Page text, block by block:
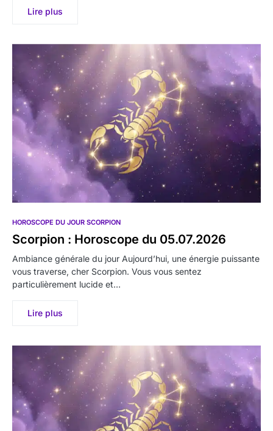
Lire plus
HOROSCOPE DU JOUR SCORPION
Scorpion : Horoscope du 05.07.2026
Ambiance générale du jour Aujourd’hui, une énergie puissante
vous traverse, cher Scorpion. Vous vous sentez
particulièrement lucide et…
Lire plus